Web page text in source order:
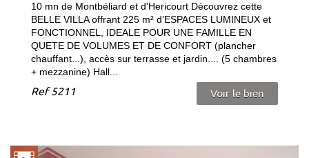
10 mn de Montbéliard et d'Hericourt Découvrez cette
BELLE VILLA offrant 225 m² d’ESPACES LUMINEUX et
FONCTIONNEL, IDEALE POUR UNE FAMILLE EN
QUETE DE VOLUMES ET DE CONFORT (plancher
chauffant...), accès sur terrasse et jardin.... (5 chambres
+ mezzanine) Hall...
Ref5211 Voir le bien